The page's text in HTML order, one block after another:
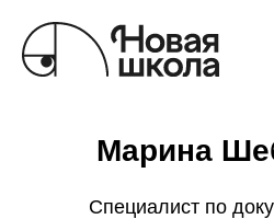
Марина
Специалист по